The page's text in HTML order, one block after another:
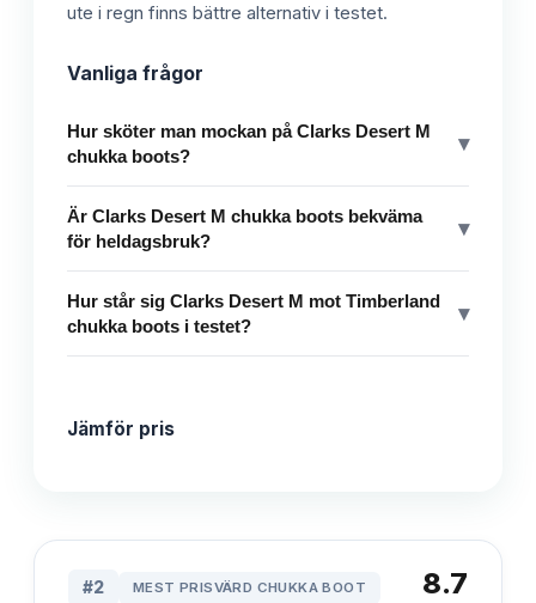
ute i regn finns bättre alternativ i testet.
Vanliga frågor
Hur sköter man mockan på Clarks Desert M
chukka boots?
▾
Är Clarks Desert M chukka boots bekväma
för heldagsbruk?
▾
Hur står sig Clarks Desert M mot Timberland
chukka boots i testet?
▾
Jämför pris
#2 MEST PRISVÄRD CHUKKA BOOT 8.7